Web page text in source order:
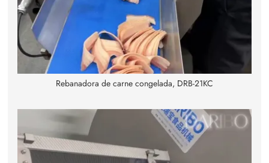
Rebanadora de carne congelada, DRB-21KC